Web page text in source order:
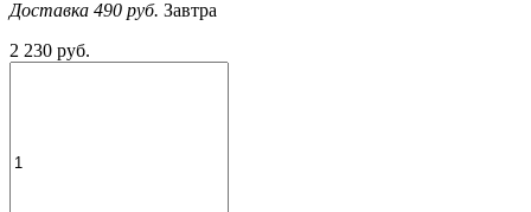
Доставка 490 руб. Завтра
2 230 руб.